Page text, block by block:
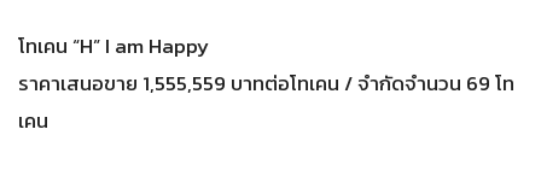
โทเคน “H” I am Happy
ราคาเสนอขาย 1,555,559 บาทต่อโทเคน / จำกัดจำนวน 69 โท
เคน